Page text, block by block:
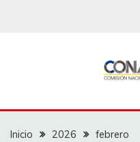
Inicio 2026
febrero